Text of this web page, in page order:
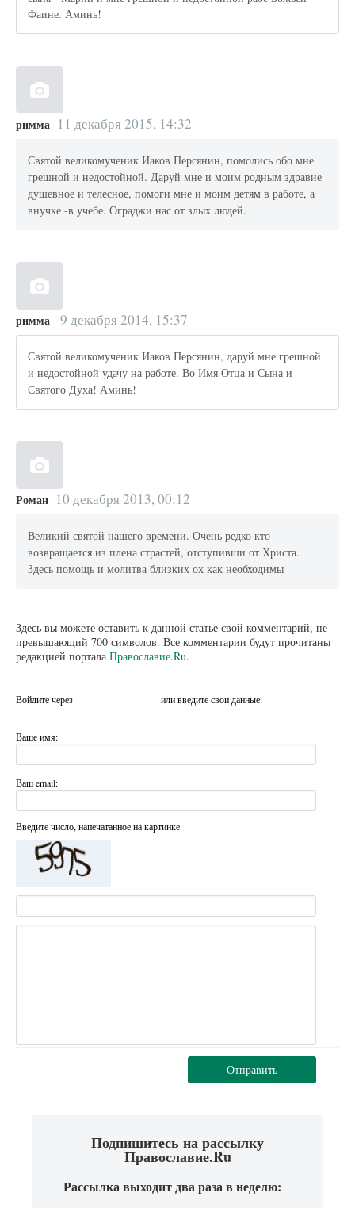
Фаине. Аминь!
римма 11 декабря 2015, 14:32
Святой великомученик Иаков Персянин, помолись обо мне
грешной и недостойной. Даруй мне и моим родным здравие
душевное и телесное, помоги мне и моим детям в работе, а
внучке -в учебе. Ограджи нас от злых людей.
римма 9 декабря 2014, 15:37
Святой великомученик Иаков Персянин, даруй мне грешной
и недостойной удачу на работе. Во Имя Отца и Сына и
Святого Духа! Аминь!
Роман 10 декабря 2013, 00:12
Великий святой нашего времени. Очень редко кто
возвращается из плена страстей, отступивши от Христа.
Здесь помощь и молитва близких ох как необходимы
Здесь вы можете оставить к данной статье свой комментарий, не
превышающий 700 символов. Все комментарии будут прочитаны
редакцией портала Православие.Ru.
Войдите через или введите свои данные:
Ваше имя:
Ваш email:
Введите число, напечатанное на картинке
Отправить
Подпишитесь на рассылку
Православие.Ru
Рассылка выходит два раза в неделю: